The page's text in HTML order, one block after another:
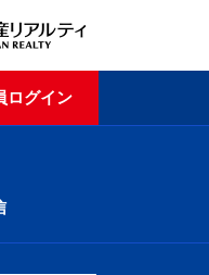
ログイン